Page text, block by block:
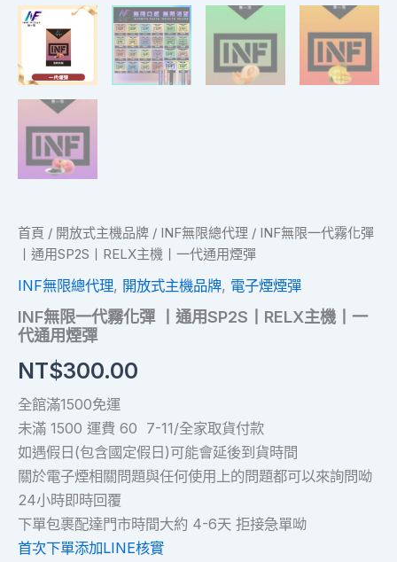
首頁 / 開放式主機品牌 / INF無限總代理 / INF無限一代霧化彈
丨通用SP2S丨RELX主機丨一代通用煙彈
INF無限總代理, 開放式主機品牌, 電子煙煙彈
INF無限一代霧化彈 丨通用SP2S丨RELX主機丨一
代通用煙彈
NT$300.00
全館滿1500免運
未滿 1500 運費 60 7-11/全家取貨付款
如遇假日(包含國定假日)可能會延後到貨時間
關於電子煙相關問題與任何使用上的問題都可以來詢問呦
24小時即時回覆
下單包裹配達門市時間大約 4-6天 拒接急單呦
首次下單添加LINE核實
煙
彈
量